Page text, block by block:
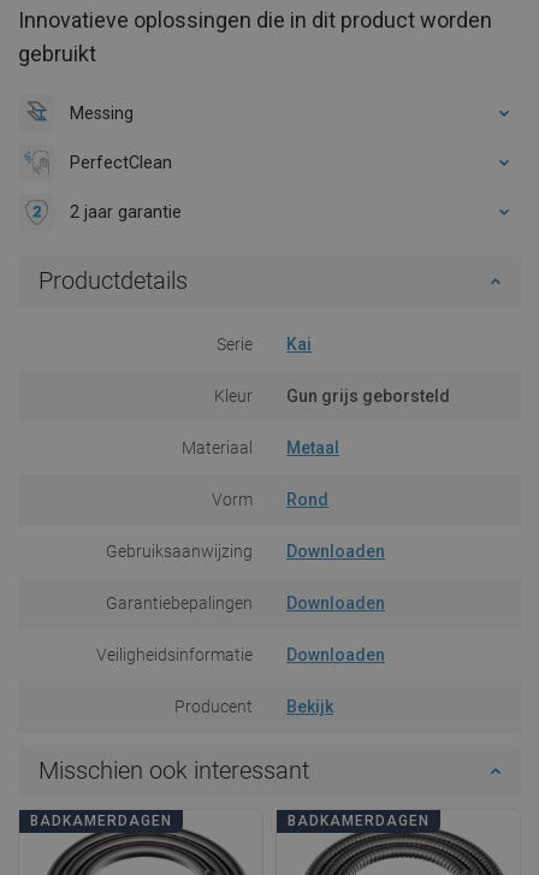
Innovatieve oplossingen die in dit product worden
gebruikt
Messing
PerfectClean
2 jaar garantie
Productdetails
Serie Kai
Kleur Gun grijs geborsteld
Materiaal Metaal
Vorm Rond
Gebruiksaanwijzing Downloaden
Garantiebepalingen Downloaden
Veiligheidsinformatie Downloaden
Producent Bekijk
Misschien ook interessant
BADKAMERDAGEN BADKAMERDAGEN